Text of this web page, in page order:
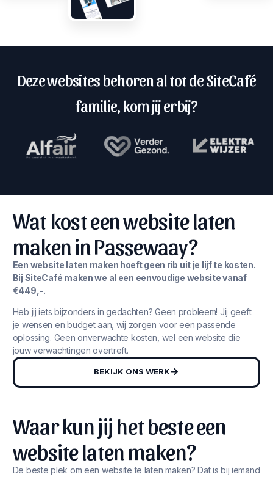
Deze websites behoren al tot de SiteCafé
familie, kom jij erbij?
Wat kost een website laten
maken in Passewaay?
Een website laten maken hoeft geen rib uit je lijf te kosten.
Bij SiteCafé maken we al een eenvoudige website vanaf
€449,-.
Heb jij iets bijzonders in gedachten? Geen probleem! Jij geeft
je wensen en budget aan, wij zorgen voor een passende
oplossing. Geen onverwachte kosten, wel een website die
jouw verwachtingen overtreft.
BEKIJK ONS WERK
Waar kun jij het beste een
website laten maken?
De beste plek om een website te laten maken? Dat is bij iemand